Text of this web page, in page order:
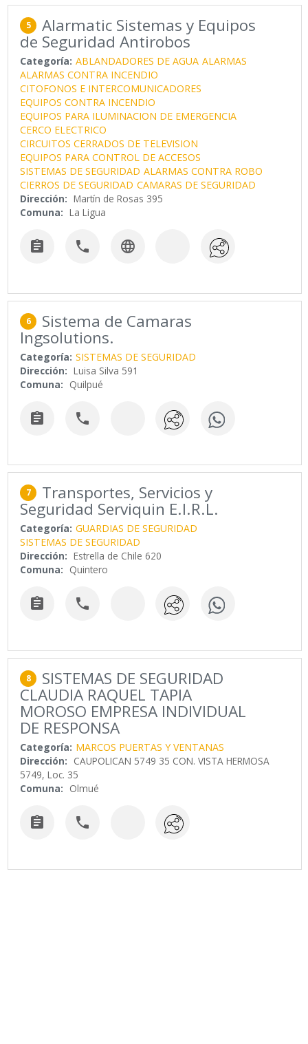
5 Alarmatic Sistemas y Equipos
de Seguridad Antirobos
Categoría: ABLANDADORES DE AGUA ALARMAS
ALARMAS CONTRA INCENDIO
CITOFONOS E INTERCOMUNICADORES
EQUIPOS CONTRA INCENDIO
EQUIPOS PARA ILUMINACION DE EMERGENCIA
CERCO ELECTRICO
CIRCUITOS CERRADOS DE TELEVISION
EQUIPOS PARA CONTROL DE ACCESOS
SISTEMAS DE SEGURIDAD ALARMAS CONTRA ROBO
CIERROS DE SEGURIDAD CAMARAS DE SEGURIDAD
Dirección: Martín de Rosas 395
Comuna: La Ligua
  
6 Sistema de Camaras
Ingsolutions.
Categoría: SISTEMAS DE SEGURIDAD
Dirección: Luisa Silva 591
Comuna: Quilpué
 
7 Transportes, Servicios y
Seguridad Serviquin E.I.R.L.
Categoría: GUARDIAS DE SEGURIDAD
SISTEMAS DE SEGURIDAD
Dirección: Estrella de Chile 620
Comuna: Quintero
 
8 SISTEMAS DE SEGURIDAD
CLAUDIA RAQUEL TAPIA
MOROSO EMPRESA INDIVIDUAL
DE RESPONSA
Categoría: MARCOS PUERTAS Y VENTANAS
Dirección: CAUPOLICAN 5749 35 CON. VISTA HERMOSA
5749, Loc. 35
Comuna: Olmué
 